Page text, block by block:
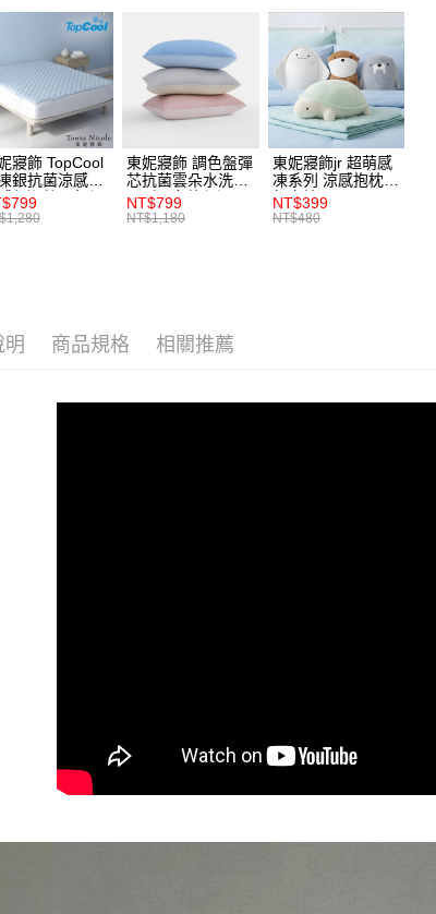
寢飾 TopCool
銀抗菌涼感墊/
保潔墊-8色任
人/雙人/加大/
東妮寢飾 調色盤彈
芯抗菌雲朵水洗枕
2入組(多款任選)
NT$799
NT$1,180
東妮寢飾jr 超萌感
凍系列 涼感抱枕/
午安枕
NT$399
NT$480
明 商品規格 相關推薦